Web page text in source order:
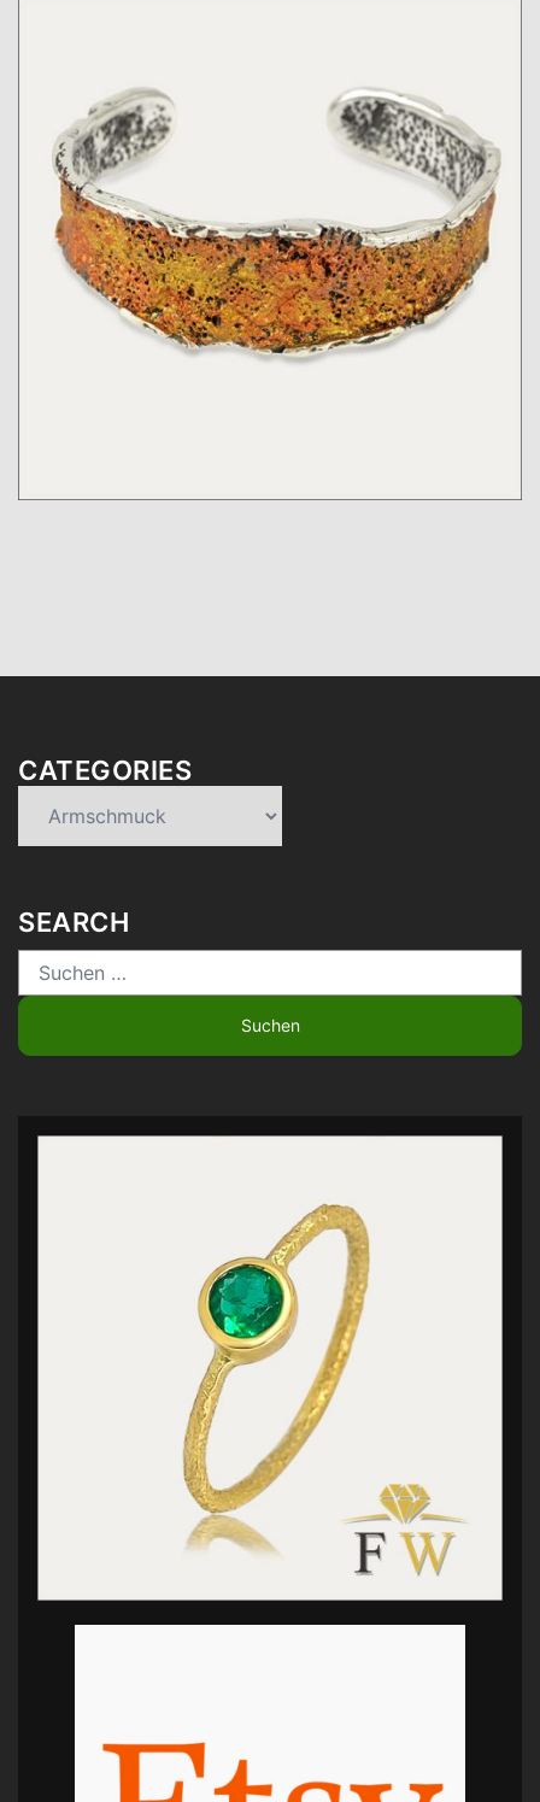
CATEGORIES
SEARCH
Suchen
nach: